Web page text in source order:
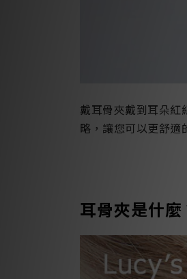
戴耳骨夾戴到耳朵紅
略，讓您可以更舒適
耳骨夾是什麼